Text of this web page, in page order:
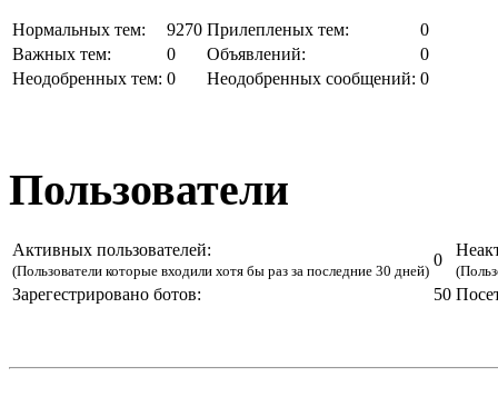
Нормальных тем: 9270 Прилепленых тем:
0
Важных тем:
0 Объявлений:
0
Неодобренных тем: 0 Неодобренных сообщений: 0
Пользователи
Активных пользователей:
(Пользователи которые входили хотя бы раз за последние 30 дней)
0
Зарегестрировано ботов: 50